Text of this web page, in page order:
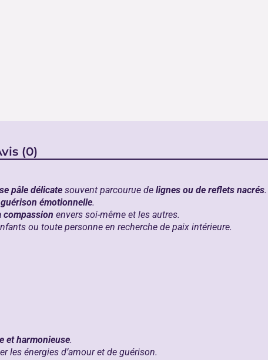
(0)
pâle délicatesouvent parcourue de lignes ou de reflets nacrés
émotionnelle.
compassion envers soi-même et les autres.
ou toute personne en recherche de paix intérieure.
et harmonieuse.
les énergies d’amour et de guérison.